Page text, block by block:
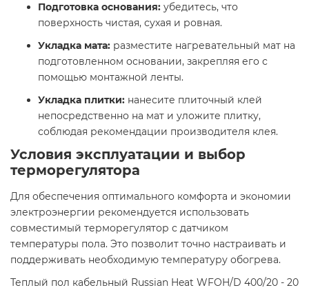
Подготовка основания: убедитесь, что
поверхность чистая, сухая и ровная.​
Укладка мата: разместите нагревательный мат на
подготовленном основании, закрепляя его с
помощью монтажной ленты.​
Укладка плитки: нанесите плиточный клей
непосредственно на мат и уложите плитку,
соблюдая рекомендации производителя клея.​
Условия эксплуатации и выбор
терморегулятора
Для обеспечения оптимального комфорта и экономии
электроэнергии рекомендуется использовать
совместимый терморегулятор с датчиком
температуры пола. Это позволит точно настраивать и
поддерживать необходимую температуру обогрева.​
Теплый пол кабельный Russian Heat WFOH/D 400/20 - 20